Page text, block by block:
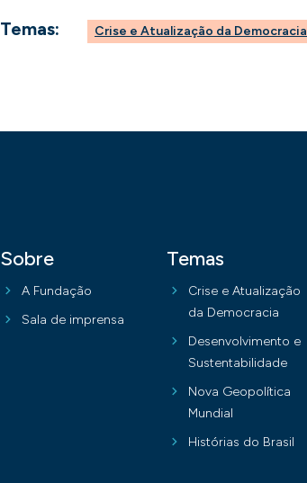
Temas: Crise e Atualização da Democracia
Sobre
A Fundação
Sala de imprensa
Temas
Crise e Atualização
da Democracia
Desenvolvimento e
Sustentabilidade
Nova Geopolítica
Mundial
Histórias do Brasil